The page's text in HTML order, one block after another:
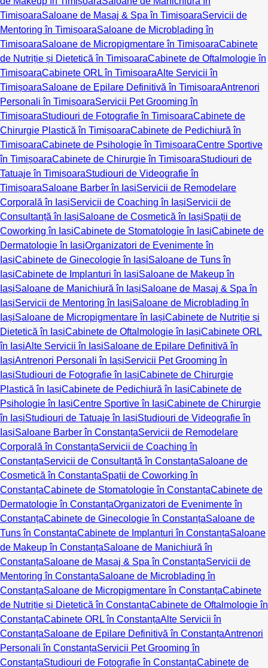
TimișoaraSaloane de Masaj & Spa în TimișoaraServicii de
Mentoring în TimișoaraSaloane de Microblading în
TimișoaraSaloane de Micropigmentare în TimișoaraCabinete
de Nutriție și Dietetică în TimișoaraCabinete de Oftalmologie în
TimișoaraCabinete ORL în TimișoaraAlte Servicii în
TimișoaraSaloane de Epilare Definitivă în TimișoaraAntrenori
Personali în TimișoaraServicii Pet Grooming în
TimișoaraStudiouri de Fotografie în TimișoaraCabinete de
Chirurgie Plastică în TimișoaraCabinete de Pedichiură în
TimișoaraCabinete de Psihologie în TimișoaraCentre Sportive
în TimișoaraCabinete de Chirurgie în TimișoaraStudiouri de
Tatuaje în TimișoaraStudiouri de Videografie în
TimișoaraSaloane Barber în IașiServicii de Remodelare
Corporală în IașiServicii de Coaching în IașiServicii de
Consultanță în IașiSaloane de Cosmetică în IașiSpații de
Coworking în IașiCabinete de Stomatologie în IașiCabinete de
Dermatologie în IașiOrganizatori de Evenimente în
IașiCabinete de Ginecologie în IașiSaloane de Tuns în
IașiCabinete de Implanturi în IașiSaloane de Makeup în
IașiSaloane de Manichiură în IașiSaloane de Masaj & Spa în
IașiServicii de Mentoring în IașiSaloane de Microblading în
IașiSaloane de Micropigmentare în IașiCabinete de Nutriție și
Dietetică în IașiCabinete de Oftalmologie în IașiCabinete ORL
în IașiAlte Servicii în IașiSaloane de Epilare Definitivă în
IașiAntrenori Personali în IașiServicii Pet Grooming în
IașiStudiouri de Fotografie în IașiCabinete de Chirurgie
Plastică în IașiCabinete de Pedichiură în IașiCabinete de
Psihologie în IașiCentre Sportive în IașiCabinete de Chirurgie
în IașiStudiouri de Tatuaje în IașiStudiouri de Videografie în
IașiSaloane Barber în ConstanțaServicii de Remodelare
Corporală în ConstanțaServicii de Coaching în
ConstanțaServicii de Consultanță în ConstanțaSaloane de
Cosmetică în ConstanțaSpații de Coworking în
ConstanțaCabinete de Stomatologie în ConstanțaCabinete de
Dermatologie în ConstanțaOrganizatori de Evenimente în
ConstanțaCabinete de Ginecologie în ConstanțaSaloane de
Tuns în ConstanțaCabinete de Implanturi în ConstanțaSaloane
de Makeup în ConstanțaSaloane de Manichiură în
ConstanțaSaloane de Masaj & Spa în ConstanțaServicii de
Mentoring în ConstanțaSaloane de Microblading în
ConstanțaSaloane de Micropigmentare în ConstanțaCabinete
de Nutriție și Dietetică în ConstanțaCabinete de Oftalmologie în
ConstanțaCabinete ORL în ConstanțaAlte Servicii în
ConstanțaSaloane de Epilare Definitivă în ConstanțaAntrenori
Personali în ConstanțaServicii Pet Grooming în
ConstanțaStudiouri de Fotografie în ConstanțaCabinete de